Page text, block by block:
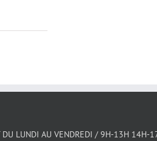
DU LUNDI AU VENDREDI / 9H-13H 14H-